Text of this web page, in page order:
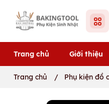
Trang chủ Giới thiệu
Trang chủ / Phụ kiện đồ